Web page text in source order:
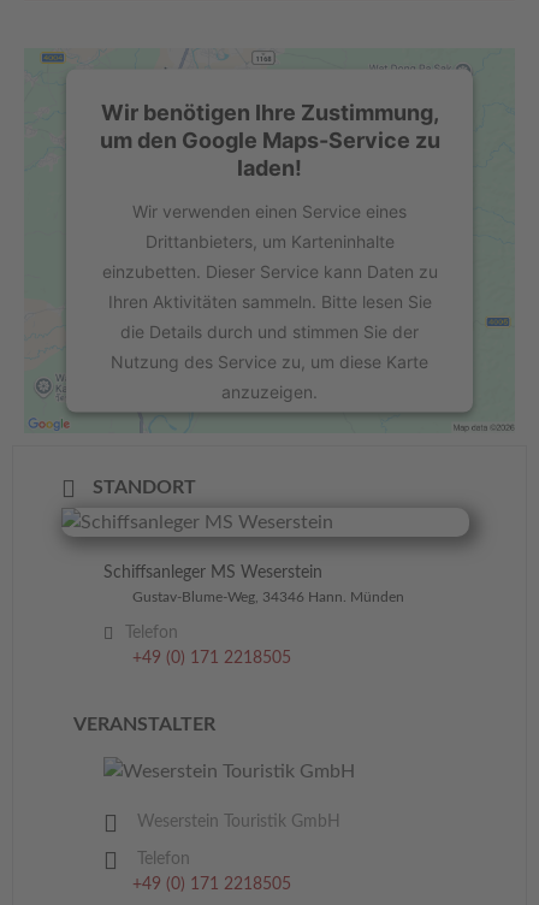
Wir benötigen Ihre Zustimmung,
um den Google Maps-Service zu
laden!
Wir verwenden einen Service eines
Drittanbieters, um Karteninhalte
einzubetten. Dieser Service kann Daten zu
Ihren Aktivitäten sammeln. Bitte lesen Sie
die Details durch und stimmen Sie der
Nutzung des Service zu, um diese Karte
anzuzeigen.
Akzeptieren
powered by Usercentrics Consent
Management Platform &eRecht24
STANDORT
Schiffsanleger MS Weserstein
Gustav-Blume-Weg, 34346 Hann. Münden
Telefon
+49 (0) 171 2218505
VERANSTALTER
Weserstein Touristik GmbH
Telefon
+49 (0) 171 2218505